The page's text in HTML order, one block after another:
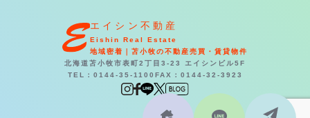
エイシン不動産
Eishin Real Estate
地域密着｜苫小牧の不動産売買・賃貸物件
北海道苫小牧市表町2丁目3-23 エイシンビル5F
TEL：0144-35-1100 FAX：0144-32-3923